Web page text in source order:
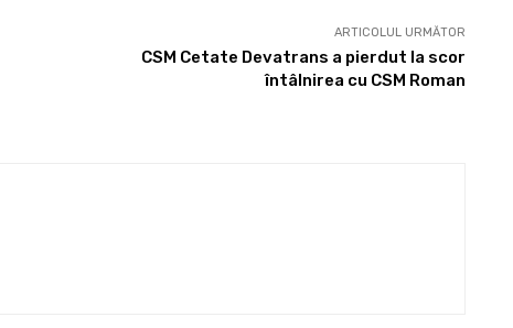
ARTICOLUL URMĂTOR
CSM Cetate Devatrans a pierdut la scor
întâlnirea cu CSM Roman